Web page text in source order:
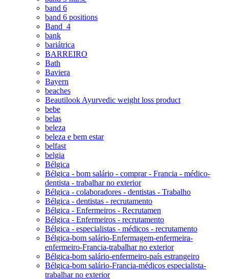
band 6
band 6 positions
Band_4
bank
bariátrica
BARREIRO
Bath
Baviera
Bayern
beaches
Beautilook Ayurvedic weight loss product
bebe
belas
beleza
beleza e bem estar
belfast
belgia
Bélgica
Bélgica - bom salário - comprar - Francia - médico-
dentista - trabalhar no exterior
Bélgica - colaboradores - dentistas - Trabalho
Bélgica - dentistas - recrutamento
Bélgica - Enfermeiros - Recrutamen
Bélgica - Enfermeiros - recrutamento
Bélgica - especialistas - médicos - recrutamento
Bélgica-bom salário-Enfermagem-enfermeira-
enfermeiro-Francia-trabalhar no exterior
Bélgica-bom salário-enfermeiro-país estrangeiro
Bélgica-bom salário-Francia-médicos especialista-
trabalhar no exterior